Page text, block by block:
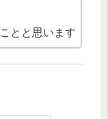
とと思います